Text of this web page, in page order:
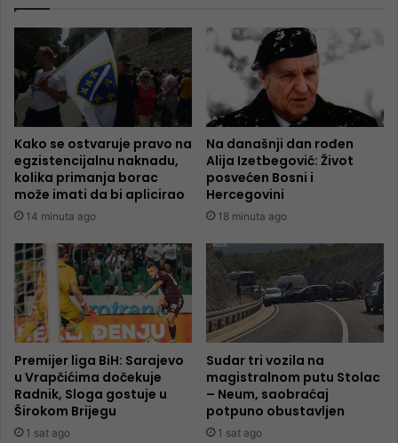
Kako se ostvaruje pravo na
egzistencijalnu naknadu,
kolika primanja borac
može imati da bi aplicirao
14 minuta ago
Na današnji dan rođen
Alija Izetbegović: Život
posvećen Bosni i
Hercegovini
18 minuta ago
Premijer liga BiH: Sarajevo
u Vrapčićima dočekuje
Radnik, Sloga gostuje u
Širokom Brijegu
1 sat ago
Sudar tri vozila na
magistralnom putu Stolac
– Neum, saobraćaj
potpuno obustavljen
1 sat ago